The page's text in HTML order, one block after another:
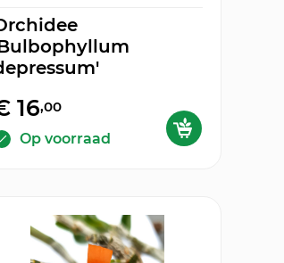
16,00
Op voorraad